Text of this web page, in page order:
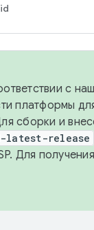
с
платформы
сборки и
latest-release
Для